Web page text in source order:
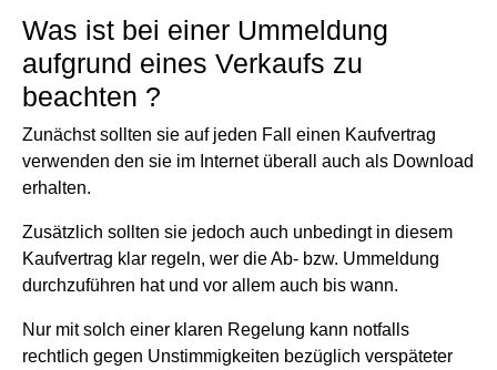
Was ist bei einer Ummeldung
aufgrund eines Verkaufs zu
beachten ?
Zunächst sollten sie auf jeden Fall einen Kaufvertrag
verwenden den sie im Internet überall auch als Download
erhalten.
Zusätzlich sollten sie jedoch auch unbedingt in diesem
Kaufvertrag klar regeln, wer die Ab- bzw. Ummeldung
durchzuführen hat und vor allem auch bis wann.
Nur mit solch einer klaren Regelung kann notfalls
rechtlich gegen Unstimmigkeiten bezüglich verspäteter